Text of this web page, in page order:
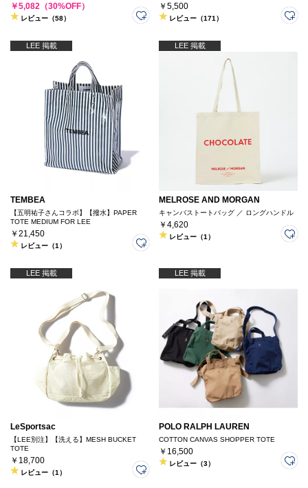
￥5,082（30%OFF）
レビュー（58）
￥5,500
レビュー（171）
LEE 掲載
TEMBEA
【五明祐子さんコラボ】【撥水】PAPER
TOTE MEDIUM FOR LEE
￥21,450
レビュー（1）
LEE 掲載
MELROSE AND MORGAN
キャンバストートバッグ ／ ロングハンドル
￥4,620
レビュー（1）
LEE 掲載
LeSportsac
【LEE別注】【洗える】MESH BUCKET
TOTE
￥18,700
レビュー（1）
LEE 掲載
POLO RALPH LAUREN
COTTON CANVAS SHOPPER TOTE
￥16,500
レビュー（3）